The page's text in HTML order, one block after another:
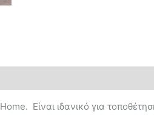
Είναι ιδανικό για